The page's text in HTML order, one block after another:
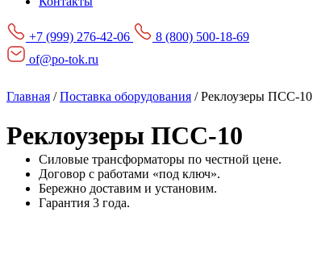
+7 (999) 276-42-06
8 (800) 500-18-69
of@po-tok.ru
Главная /Поставка оборудования /Реклоузеры ПСС-10
Реклоузеры ПСС-10
Силовые трансформаторы по честной цене.
Договор с работами «под ключ».
Бережно доставим и установим.
Гарантия 3 года.